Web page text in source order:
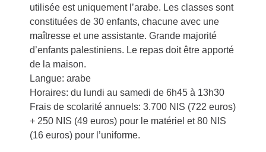
utilisée est uniquement l’arabe. Les classes sont
constituées de 30 enfants, chacune avec une
maîtresse et une assistante. Grande majorité
d’enfants palestiniens. Le repas doit être apporté
de la maison.
Langue: arabe
Horaires: du lundi au samedi de 6h45 à 13h30
Frais de scolarité annuels: 3.700 NIS (722 euros)
+ 250 NIS (49 euros) pour le matériel et 80 NIS
(16 euros) pour l’uniforme.